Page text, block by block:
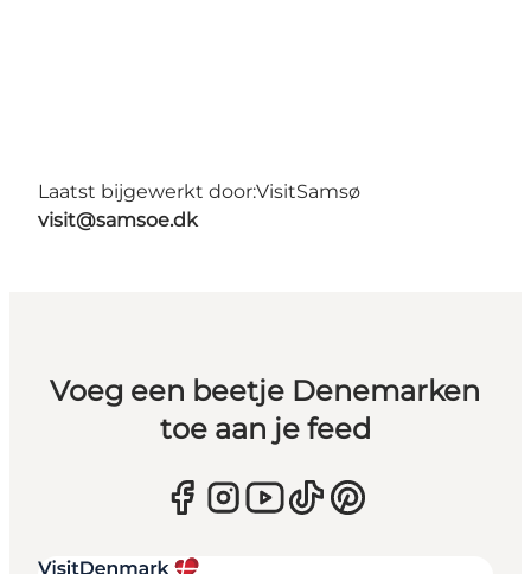
Laatst bijgewerkt door:VisitSamsø
visit@samsoe.dk
Voeg een beetje Denemarken
toe aan je feed